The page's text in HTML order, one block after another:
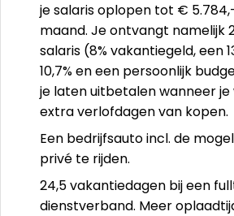
je salaris oplopen tot €
maand. Je ontvangt namelijk
salaris (8% vakantiegeld, een
10,7% en een persoonlijk
je laten uitbetalen wanneer je
extra verlofdagen van kopen.
Een bedrijfsauto incl. de
privé te rijden.
24,5 vakantiedagen bij een
dienstverband. Meer